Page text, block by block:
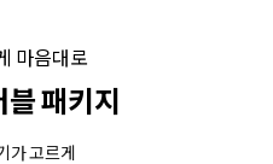
마음대로
패키지
가 고르게